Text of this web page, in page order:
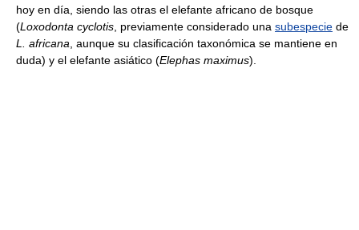
hoy en día, siendo las otras el elefante africano de bosque
(Loxodonta cyclotis , previamente considerado una subespecie de
L. africana , aunque su clasificación taxonómica se mantiene en
duda) y el elefante asiático (Elephas maximus).